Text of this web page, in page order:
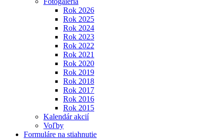
Rok 2026
Rok 2025
Rok 2024
Rok 2023
Rok 2022
Rok 2021
Rok 2020
Rok 2019
Rok 2018
Rok 2017
Rok 2016
Rok 2015
Kalendár akcií
Voľby
Formuláre na stiahnutie